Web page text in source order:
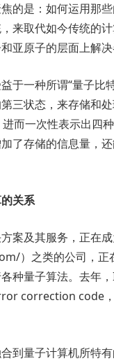
的是：如何运用那
来取代如今传统的
亚原子的层面上解
于一种所谓“量子比
三状态，来存储和
而一次性表示出四
了存储的信息量，
关系
案及其服务，正在
）之类的公司，正
种量子算法。去年
correction code
到量子计算机所特